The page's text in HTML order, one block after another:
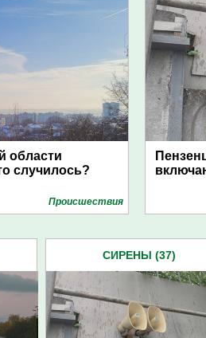
области
случилось?
Проиcшествия
СИРЕНЫ (37)